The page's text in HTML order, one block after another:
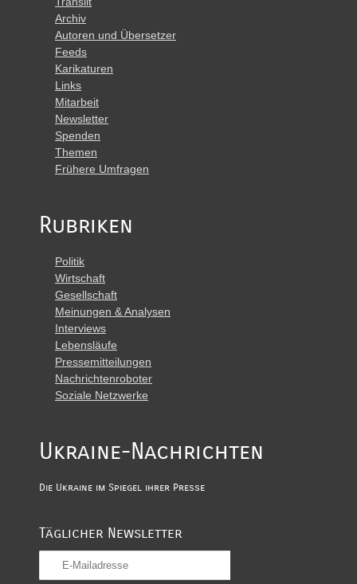
Archiv
Autoren und Übersetzer
Feeds
Karikaturen
Links
Mitarbeit
Newsletter
Spenden
Themen
Frühere Umfragen
Rubriken
Politik
Wirtschaft
Gesellschaft
Meinungen & Analysen
Interviews
Lebensläufe
Pressemitteilungen
Nachrichtenroboter
Soziale Netzwerke
Ukraine-Nachrichten
Die Ukraine im Spiegel ihrer Presse
Täglicher Newsletter